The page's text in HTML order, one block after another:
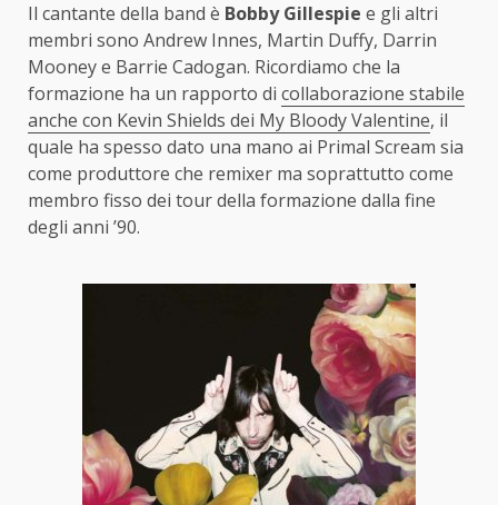
Il cantante della band è Bobby Gillespie e gli altri
membri sono Andrew Innes, Martin Duffy, Darrin
Mooney e Barrie Cadogan. Ricordiamo che la
formazione ha un rapporto di collaborazione stabile
anche con Kevin Shields dei My Bloody Valentine, il
quale ha spesso dato una mano ai Primal Scream sia
come produttore che remixer ma soprattutto come
membro fisso dei tour della formazione dalla fine
degli anni ’90.